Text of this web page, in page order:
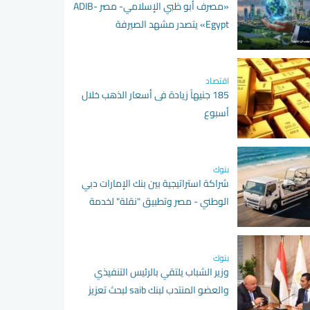
«مصرف أبو ظبي الإسلامي- مصر ADIB-
Egypt» يتصدر مشهد الصيرفة
اقتصاد
185 جنيهاً زيادة فى أسعار الذهب خلال
أسبوع
بنوك
شراكة استراتيجية بين بنك الإمارات دبي
الوطني - مصر وتطبيق "نقلة" لخدمة
بنوك
وزير الشباب يلتقي بالرئيس التنفيذي
والعضو المنتدب لبنك saib لبحث تعزيز